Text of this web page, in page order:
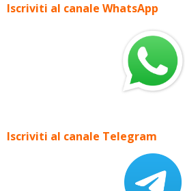
Iscriviti al canale WhatsApp
Iscriviti al canale Telegram